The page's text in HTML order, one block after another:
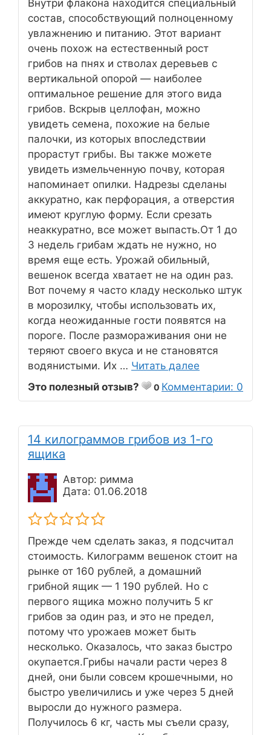
Внутри флакона находится специальный
состав, способствующий полноценному
увлажнению и питанию. Этот вариант
очень похож на естественный рост
грибов на пнях и стволах деревьев с
вертикальной опорой — наиболее
оптимальное решение для этого вида
грибов. Вскрыв целлофан, можно
увидеть семена, похожие на белые
палочки, из которых впоследствии
прорастут грибы. Вы также можете
увидеть измельченную почву, которая
напоминает опилки. Надрезы сделаны
аккуратно, как перфорация, а отверстия
имеют круглую форму. Если срезать
неаккуратно, все может выпасть.От 1 до
3 недель грибам ждать не нужно, но
время еще есть. Урожай обильный,
вешенок всегда хватает не на один раз.
Вот почему я часто кладу несколько штук
в морозилку, чтобы использовать их,
когда неожиданные гости появятся на
пороге. После размораживания они не
теряют своего вкуса и не становятся
водянистыми. Их … Читать далее
Это полезный отзыв?
0 Комментарии: 0
14 килограммов грибов из 1-го
ящика
Автор: римма
Дата: 01.06.2018
Прежде чем сделать заказ, я подсчитал
стоимость. Килограмм вешенок стоит на
рынке от 160 рублей, а домашний
грибной ящик — 1 190 рублей. Но с
первого ящика можно получить 5 кг
грибов за один раз, и это не предел,
потому что урожаев может быть
несколько. Оказалось, что заказ быстро
окупается.Грибы начали расти через 8
дней, они были совсем крошечными, но
быстро увеличились и уже через 5 дней
выросли до нужного размера.
Получилось 6 кг, часть мы съели сразу,